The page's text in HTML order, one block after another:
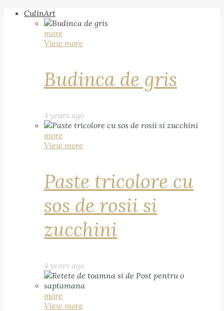
CulinArt
more
View more
Budinca de gris
4 years ago
more
View more
Paste tricolore cu
sos de rosii si
zucchini
4 years ago
more
View more